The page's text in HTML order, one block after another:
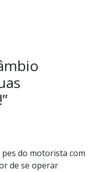
”
do motorista com
de se operar